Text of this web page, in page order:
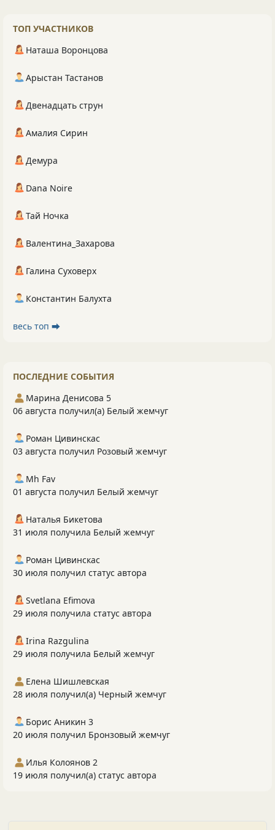
ТОП УЧАСТНИКОВ
Наташа Воронцова
Арыстан Тастанов
Двенадцать струн
Амалия Сирин
Демура
Dana Noire
Тай Ночка
Валентина_Захарова
Галина Суховерх
Константин Балухта
весь топ ⮕
ПОСЛЕДНИЕ СОБЫТИЯ
Марина Денисова 5
06 августа получил(а) Белый жемчуг
Роман Цивинскас
03 августа получил Розовый жемчуг
Mh Fav
01 августа получил Белый жемчуг
Наталья Бикетова
31 июля получила Белый жемчуг
Роман Цивинскас
30 июля получил статус автора
Svetlana Efimova
29 июля получила статус автора
Irina Razgulina
29 июля получила Белый жемчуг
Елена Шишлевская
28 июля получил(а) Черный жемчуг
Борис Аникин 3
20 июля получил Бронзовый жемчуг
Илья Колоянов 2
19 июля получил(а) статус автора